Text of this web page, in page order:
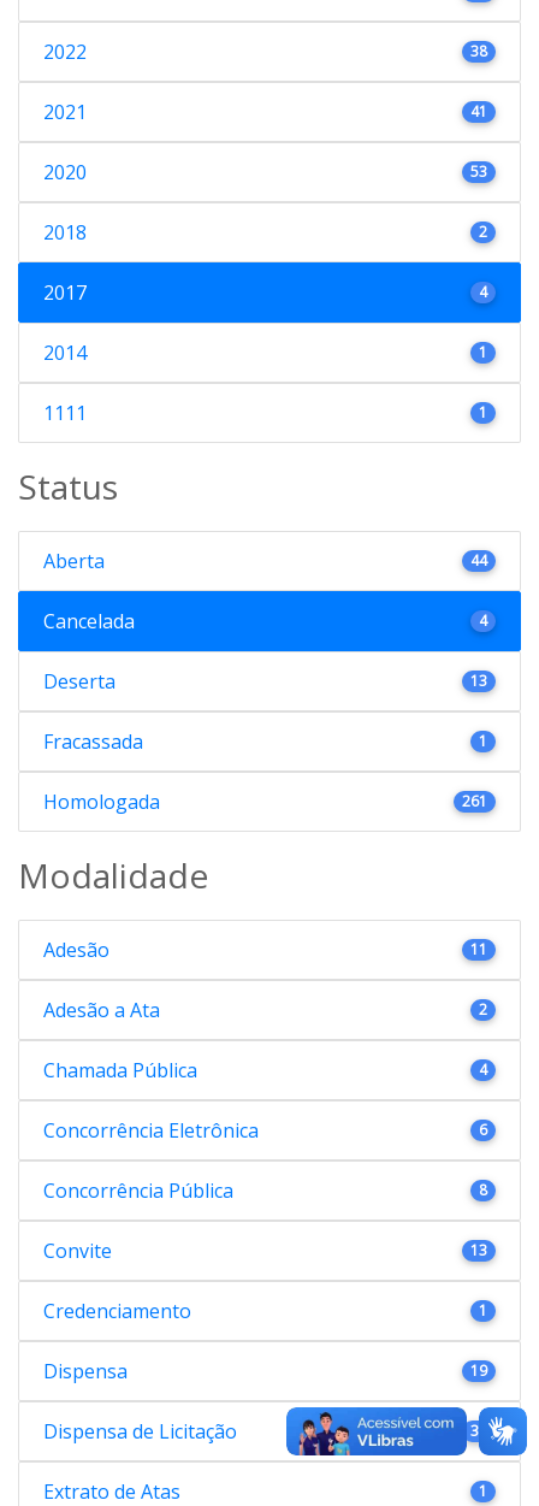
2022 38
2021 41
2020 53
2018 2
2017 4
2014 1
1111 1
Status
Aberta 44
Cancelada 4
Deserta 13
Fracassada 1
Homologada 261
Modalidade
Adesão 11
Adesão a Ata 2
Chamada Pública 4
Concorrência Eletrônica 6
Concorrência Pública 8
Convite 13
Credenciamento 1
Dispensa 19
Dispensa de Licitação 38
Extrato de Atas 1